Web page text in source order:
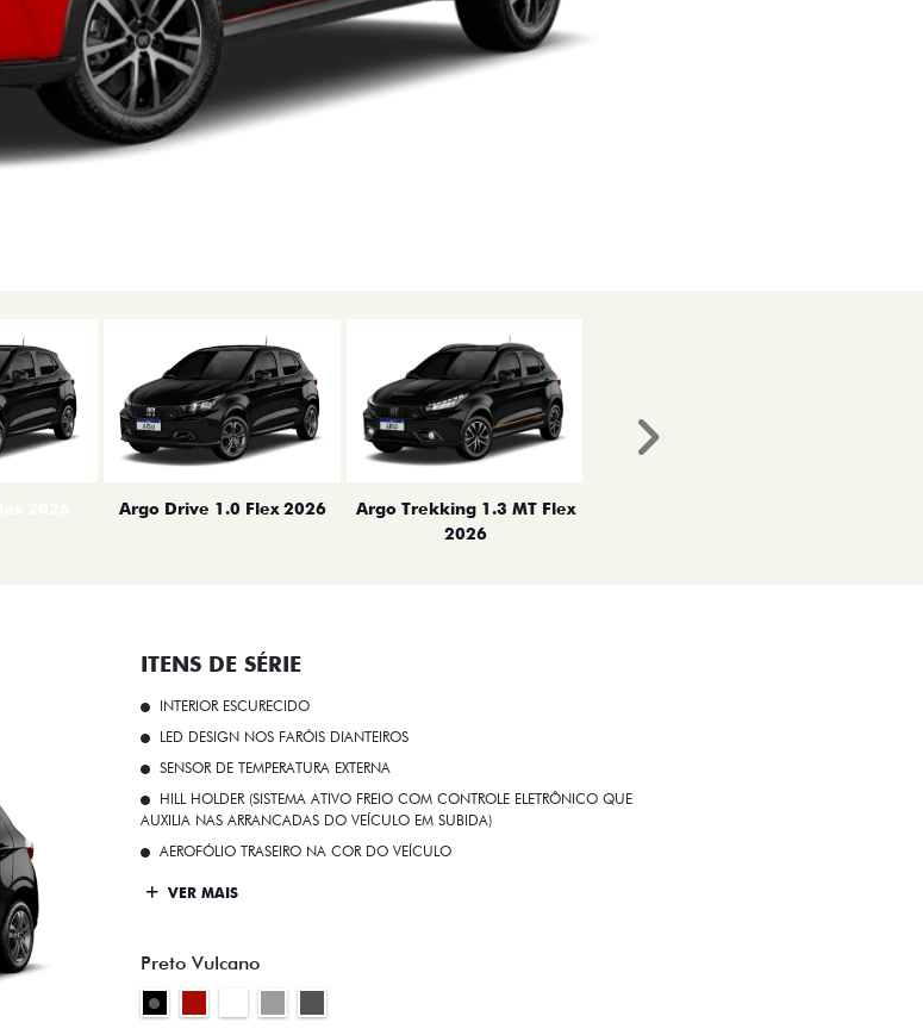
Argo Drive 1.0 Flex 2026
Argo Trekking 1.3 MT Flex
2026
Próximo
ITENS DE SÉRIE
INTERIOR ESCURECIDO
LED DESIGN NOS FARÓIS DIANTEIROS
SENSOR DE TEMPERATURA EXTERNA
HILL HOLDER (SISTEMA ATIVO FREIO COM CONTROLE ELETRÔNICO QUE
AUXILIA NAS ARRANCADAS DO VEÍCULO EM SUBIDA)
AEROFÓLIO TRASEIRO NA COR DO VEÍCULO
VER MAIS
Preto Vulcano